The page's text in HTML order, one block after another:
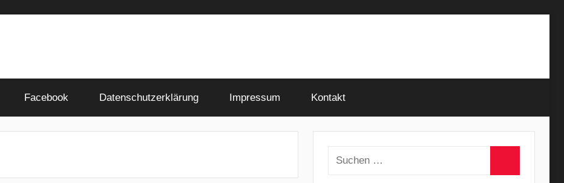
Facebook Datenschutzerklärung Impressum Kontakt
Suchen